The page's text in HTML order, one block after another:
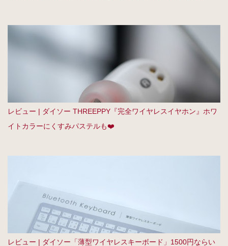
レビュー | ダイソー THREEPPY『完全ワイヤレスイヤホン』ホワ
イトカラーにくすみパステルも❤️
レビュー | ダイソー「薄型ワイヤレスキーボード」1500円ならい